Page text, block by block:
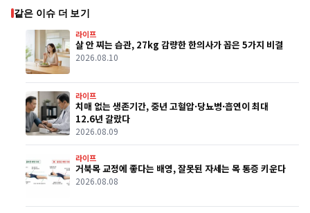
같은 이슈 더 보기
라이프
살 안 찌는 습관, 27kg 감량한 한의사가 꼽은 5가지 비결
2026.08.10
라이프
치매 없는 생존기간, 중년 고혈압·당뇨병·흡연이 최대
12.6년 갈랐다
2026.08.09
라이프
거북목 교정에 좋다는 배영, 잘못된 자세는 목 통증 키운다
2026.08.08